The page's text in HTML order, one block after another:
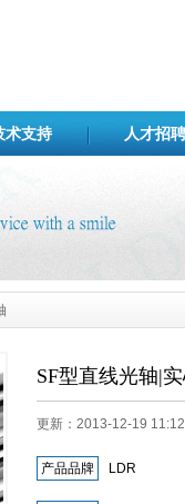
术支持 人才招聘
SF型直线光轴|
更新：2013-12-19
产品品牌 LDR